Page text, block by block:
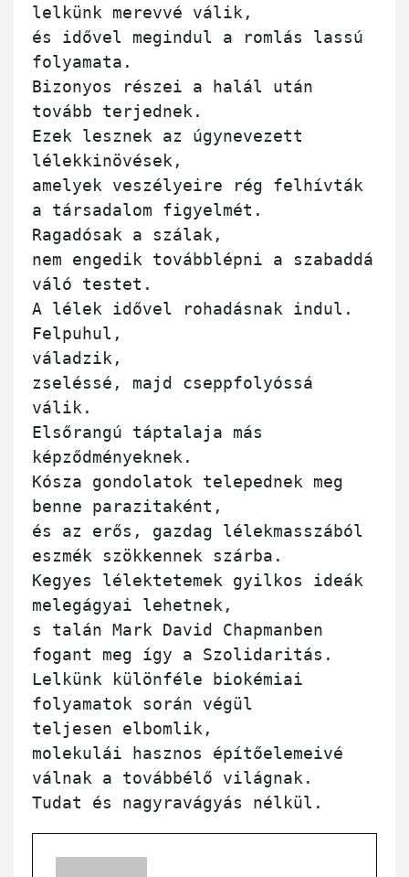
lelkünk merevvé válik,
és idővel megindul a romlás lassú
folyamata.
Bizonyos részei a halál után
tovább terjednek.
Ezek lesznek az úgynevezett
lélekkinövések,
amelyek veszélyeire rég felhívták
a társadalom figyelmét.
Ragadósak a szálak,
nem engedik továbblépni a szabaddá
váló testet.
A lélek idővel rohadásnak indul.
Felpuhul,
váladzik,
zseléssé, majd cseppfolyóssá
válik.
Elsőrangú táptalaja más
képződményeknek.
Kósza gondolatok telepednek meg
benne parazitaként,
és az erős, gazdag lélekmasszából
eszmék szökkennek szárba.
Kegyes lélektetemek gyilkos ideák
melegágyai lehetnek,
s talán Mark David Chapmanben
fogant meg így a Szolidaritás.
Lelkünk különféle biokémiai
folyamatok során végül
teljesen elbomlik,
molekulái hasznos építőelemeivé
válnak a továbbélő világnak.